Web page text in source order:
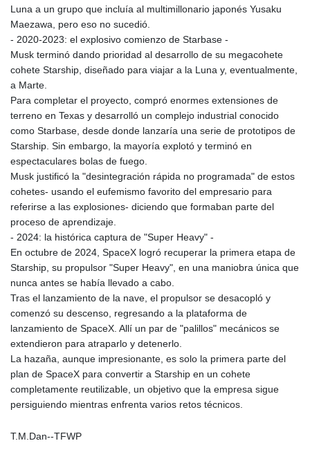
LAK
89550.000349
LKR 335.380452
LSL 16.130381
LTL 2.95274
LVL 0.60489
LYD 6.365039
MDL 17.387495
MGA
4310.000347
2099.552715
MNT
MOP 8.079926
MRU 40.090379
MUR 47.050378
MWK
1737.000345
MXN 17.136204
MYR 4.090104
Luna a un grupo que incluía al multimillonario japonés Yusaku
Maezawa, pero eso no sucedió.
- 2020-2023: el explosivo comienzo de Starbase -
Musk terminó dando prioridad al desarrollo de su megacohete
cohete Starship, diseñado para viajar a la Luna y, eventualmente,
a Marte.
Para completar el proyecto, compró enormes extensiones de
terreno en Texas y desarrolló un complejo industrial conocido
como Starbase, desde donde lanzaría una serie de prototipos de
Starship. Sin embargo, la mayoría explotó y terminó en
espectaculares bolas de fuego.
Musk justificó la "desintegración rápida no programada" de estos
cohetes- usando el eufemismo favorito del empresario para
referirse a las explosiones- diciendo que formaban parte del
proceso de aprendizaje.
- 2024: la histórica captura de "Super Heavy" -
En octubre de 2024, SpaceX logró recuperar la primera etapa de
Starship, su propulsor "Super Heavy", en una maniobra única que
nunca antes se había llevado a cabo.
Tras el lanzamiento de la nave, el propulsor se desacopló y
comenzó su descenso, regresando a la plataforma de
lanzamiento de SpaceX. Allí un par de "palillos" mecánicos se
extendieron para atraparlo y detenerlo.
La hazaña, aunque impresionante, es solo la primera parte del
plan de SpaceX para convertir a Starship en un cohete
completamente reutilizable, un objetivo que la empresa sigue
persiguiendo mientras enfrenta varios retos técnicos.
T.M.Dan--TFWP